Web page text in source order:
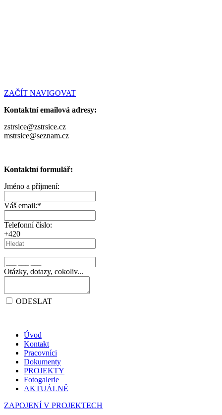
ZAČÍT NAVIGOVAT
Kontaktní emailová adresy:
zstrsice@zstrsice.cz
mstrsice@seznam.cz
Kontaktní formulář:
Jméno a příjmení:
Váš email:*
Telefonní číslo:
+420
Otázky, dotazy, cokoliv...
ODESLAT
Úvod
Kontakt
Pracovníci
Dokumenty
PROJEKTY
Fotogalerie
AKTUÁLNĚ
ZAPOJENÍ V PROJEKTECH